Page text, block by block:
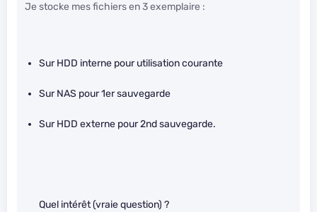
Je stocke mes fichiers en 3 exemplaire :
Sur HDD interne pour utilisation courante
Sur NAS pour 1er sauvegarde
Sur HDD externe pour 2nd sauvegarde.
Quel intérêt (vraie question) ?